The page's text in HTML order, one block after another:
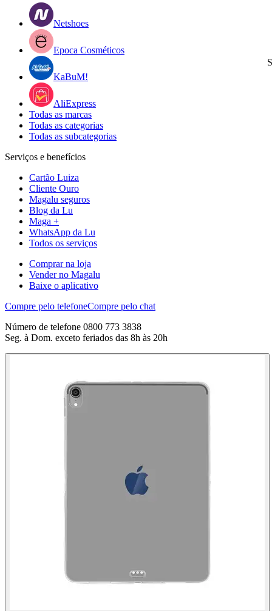
Netshoes
Epoca Cosméticos
KaBuM!
AliExpress
Todas as marcas
Todas as categorias
Todas as subcategorias
Serviços e benefícios
Cartão Luiza
Cliente Ouro
Magalu seguros
Blog da Lu
Maga +
WhatsApp da Lu
Todos os serviços
Comprar na loja
Vender no Magalu
Baixe o aplicativo
Compre pelo telefoneCompre pelo chat
Número de telefone 0800 773 3838
Seg. à Dom. exceto feriados das 8h às 20h